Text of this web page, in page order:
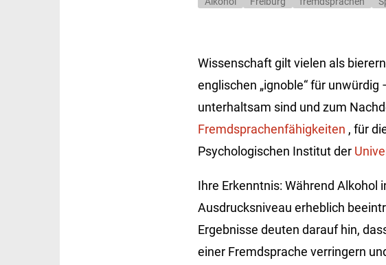
Wissenschaft gilt vielen als
englischen „ignoble“ für
unterhaltsam sind und zum
Fremdsprachenfähigkeiten , für
Psychologischen Institut der
Ihre Erkenntnis: Während
Ausdrucksniveau erheblich
Ergebnisse deuten darauf hin,
einer Fremdsprache verringern